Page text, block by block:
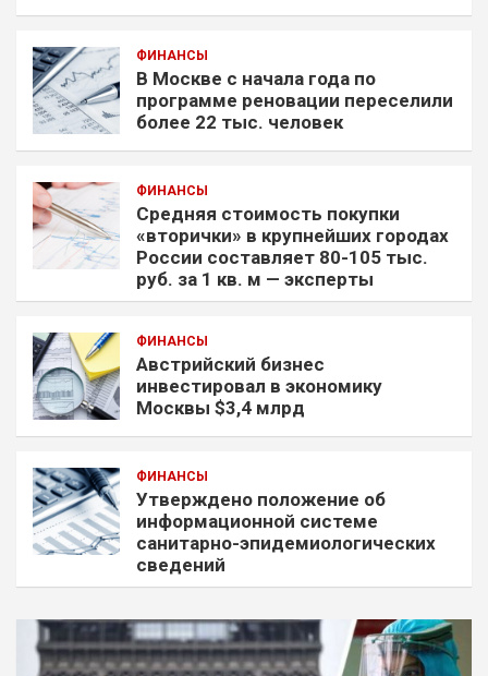
ФИНАНСЫ
В Москве с начала года по
программе реновации переселили
более 22 тыс. человек
ФИНАНСЫ
Средняя стоимость покупки
«вторички» в крупнейших городах
России составляет 80-105 тыс.
руб. за 1 кв. м — эксперты
ФИНАНСЫ
Австрийский бизнес
инвестировал в экономику
Москвы $3,4 млрд
ФИНАНСЫ
Утверждено положение об
информационной системе
санитарно-эпидемиологических
сведений